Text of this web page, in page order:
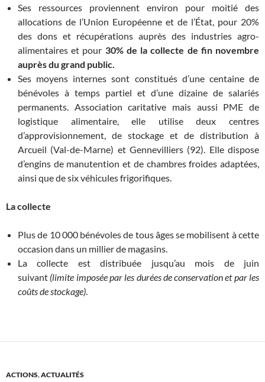
Ses ressources proviennent environ pour moitié des
allocations de l’Union Européenne et de l’État, pour 20%
des dons et récupérations auprès des industries agro-
alimentaires et pour 30% de la collecte de fin novembre
auprès du grand public.
Ses moyens internes sont constitués d’une centaine de
bénévoles à temps partiel et d’une dizaine de salariés
permanents. Association caritative mais aussi PME de
logistique alimentaire, elle utilise deux centres
d’approvisionnement, de stockage et de distribution à
Arcueil (Val-de-Marne) et Gennevilliers (92). Elle dispose
d’engins de manutention et de chambres froides adaptées,
ainsi que de six véhicules frigorifiques.
La collecte
Plus de 10 000 bénévoles de tous âges se mobilisent à cette
occasion dans un millier de magasins.
La collecte est distribuée jusqu’au mois de juin
suivant (limite imposée par les durées de conservation et par les
coûts de stockage).
ACTIONS,ACTUALITÉS